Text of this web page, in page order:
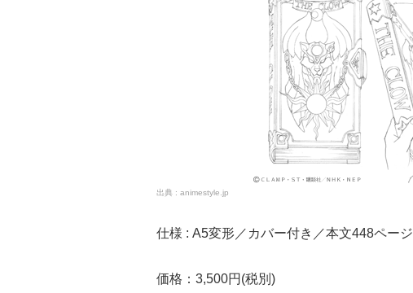
animestyle.jp
仕様 : A5変形／カバー付き／本文448ページ
価格：3,500円(税別)